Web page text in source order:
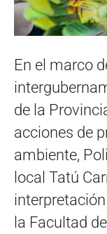
En el marco
de la
acciones de
ambiente,
local Tatú
la Facultad